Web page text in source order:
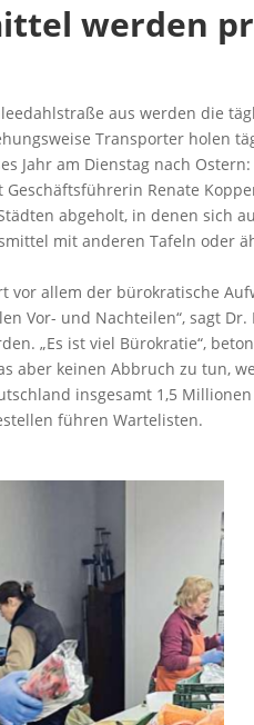
werden
aus werden die
Transporter holen
Jahr am Dienstag nach
Renate
abgeholt, in denen sich
mit anderen Tafeln
vor allem der bürokratische
Vor- und Nachteilen“, sagt
„Es ist viel Bürokratie“,
aber keinen Abbruch zu tun,
insgesamt 1,5
führen Wartelisten.